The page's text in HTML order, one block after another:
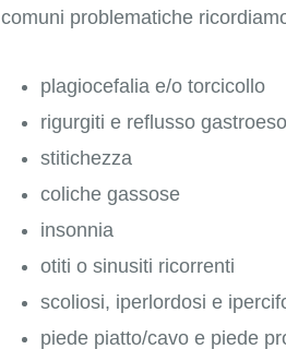
comuni problematiche
plagiocefalia e/o torcicollo
rigurgiti e reflusso
stitichezza
coliche gassose
insonnia
otiti o sinusiti ricorrenti
scoliosi, iperlordosi e
piede piatto/cavo e piede